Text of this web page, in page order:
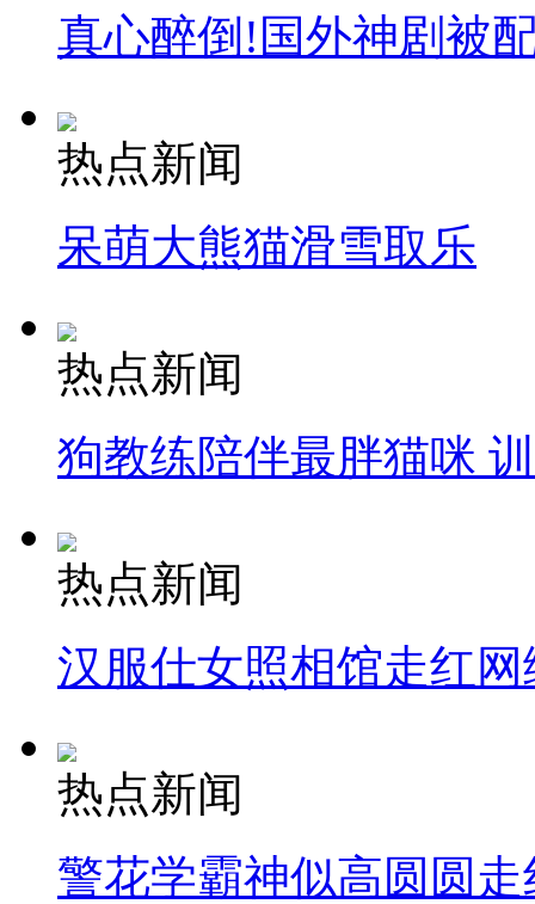
真心醉倒!国外神剧被
热点新闻
呆萌大熊猫滑雪取乐
热点新闻
狗教练陪伴最胖猫咪
热点新闻
汉服仕女照相馆走红网
热点新闻
警花学霸神似高圆圆走